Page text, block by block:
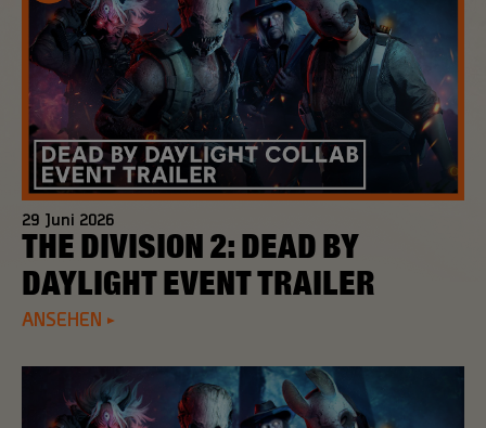
29 Juni 2026
THE DIVISION 2: DEAD BY
DAYLIGHT EVENT TRAILER
ANSEHEN